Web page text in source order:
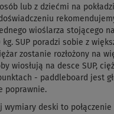
lub z dziećmi na
wioślarza stojącego
kg. SUP poradzi sobie z
zostanie rozłożony na
wiosłują na desce SUP,
- paddleboard jest
poprawnie.
wymiary deski to połączenie